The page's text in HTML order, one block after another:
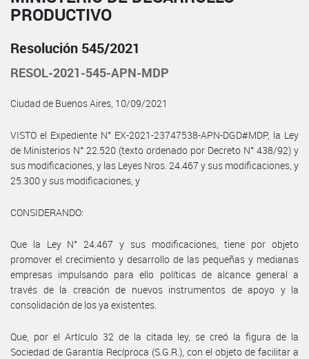
PRODUCTIVO
Resolución 545/2021
RESOL-2021-545-APN-MDP
Ciudad de Buenos Aires, 10/09/2021
VISTO el Expediente N° EX-2021-23747538-APN-DGD#MDP, la Ley
de Ministerios N° 22.520 (texto ordenado por Decreto N° 438/92) y
sus modificaciones, y las Leyes Nros. 24.467 y sus modificaciones, y
25.300 y sus modificaciones, y
CONSIDERANDO:
Que la Ley N° 24.467 y sus modificaciones, tiene por objeto
promover el crecimiento y desarrollo de las pequeñas y medianas
empresas impulsando para ello políticas de alcance general a
través de la creación de nuevos instrumentos de apoyo y la
consolidación de los ya existentes.
Que, por el Artículo 32 de la citada ley, se creó la figura de la
Sociedad de Garantía Recíproca (S.G.R.), con el objeto de facilitar a